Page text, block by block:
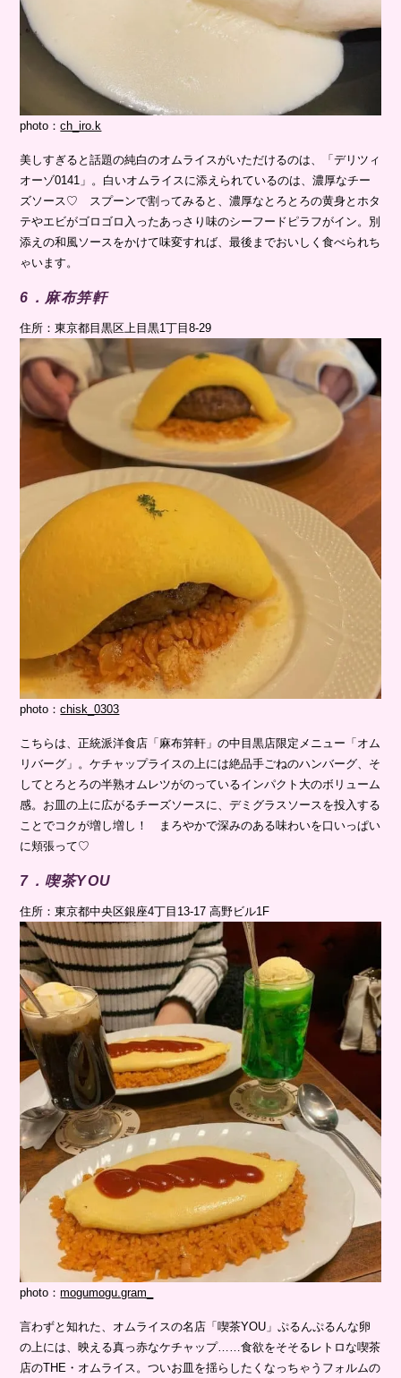
photo：ch_iro.k
美しすぎると話題の純白のオムライスがいただけるのは、「デリツィ
オーゾ0141」。白いオムライスに添えられているのは、濃厚なチー
ズソース♡ スプーンで割ってみると、濃厚なとろとろの黄身とホタ
テやエビがゴロゴロ入ったあっさり味のシーフードピラフがイン。別
添えの和風ソースをかけて味変すれば、最後までおいしく食べられち
ゃいます。
6．麻布笄軒
住所：東京都目黒区上目黒1丁目8-29
photo：chisk_0303
こちらは、正統派洋食店「麻布笄軒」の中目黒店限定メニュー「オム
リバーグ」。ケチャップライスの上には絶品手ごねのハンバーグ、そ
してとろとろの半熟オムレツがのっているインパクト大のボリューム
感。お皿の上に広がるチーズソースに、デミグラスソースを投入する
ことでコクが増し増し！ まろやかで深みのある味わいを口いっぱい
に頬張って♡
7．喫茶YOU
住所：東京都中央区銀座4丁目13-17 高野ビル1F
photo：mogumogu.gram_
言わずと知れた、オムライスの名店「喫茶YOU」ぷるんぷるんな卵
の上には、映える真っ赤なケチャップ……食欲をそそるレトロな喫茶
店のTHE・オムライス。ついお皿を揺らしたくなっちゃうフォルムの